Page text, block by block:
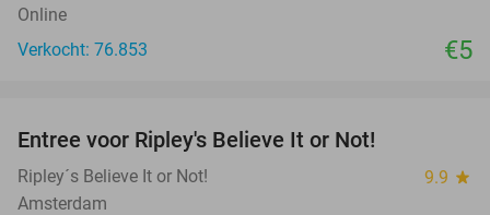
Online
Verkocht: 76.853
€5
Entree voor Ripley's Believe It or Not!
Ripley´s Believe It or Not! 9.9 star
Amsterdam